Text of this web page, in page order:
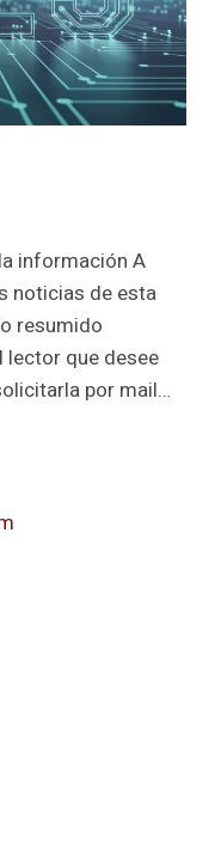
información A
noticias de esta
resumido
que desee
por mail…